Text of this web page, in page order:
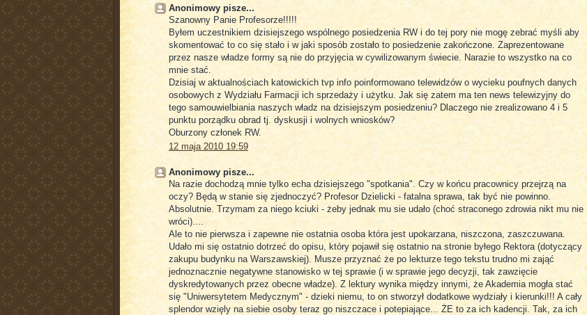
Anonimowy pisze...
Szanowny Panie Profesorze!!!!!
Byłem uczestnikiem dzisiejszego wspólnego posiedzenia RW i do tej pory nie mogę zebrać myśli aby
skomentować to co się stało i w jaki sposób zostało to posiedzenie zakończone. Zaprezentowane
przez nasze władze formy są nie do przyjęcia w cywilizowanym świecie. Narazie to wszystko na co
mnie stać.
Dzisiaj w aktualnościach katowickich tvp info poinformowano telewidzów o wycieku poufnych danych
osobowych z Wydziału Farmacji ich sprzedaży i użytku. Jak się zatem ma ten news telewizyjny do
tego samouwielbiania naszych władz na dzisiejszym posiedzeniu? Dlaczego nie zrealizowano 4 i 5
punktu porządku obrad tj. dyskusji i wolnych wniosków?
Oburzony członek RW.
12 maja 2010 19:59
Anonimowy pisze...
Na razie dochodzą mnie tylko echa dzisiejszego "spotkania". Czy w końcu pracownicy przejrzą na
oczy? Będą w stanie się zjednoczyć? Profesor Dzielicki - fatalna sprawa, tak być nie powinno.
Absolutnie. Trzymam za niego kciuki - żeby jednak mu sie udało (choć straconego zdrowia nikt mu nie
wróci)....
Ale to nie pierwsza i zapewne nie ostatnia osoba która jest upokarzana, niszczona, zaszczuwana.
Udało mi się ostatnio dotrzeć do opisu, który pojawił się ostatnio na stronie byłego Rektora (dotyczący
zakupu budynku na Warszawskiej). Musze przyznać że po lekturze tego tekstu trudno mi zająć
jednoznacznie negatywne stanowisko w tej sprawie (i w sprawie jego decyzji, tak zawzięcie
dyskredytowanych przez obecne władze). Z lektury wynika między innymi, że Akademia mogła stać
się "Uniwersytetem Medycznym" - dzieki niemu, to on stworzył dodatkowe wydziały i kierunki!!! A cały
splendor wzięly na siebie osoby teraz go niszczace i potepiające... ŻE to za ich kadencji. Tak, za ich